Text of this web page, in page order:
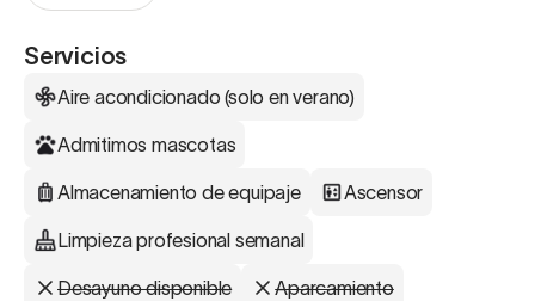
Servicios
Aire acondicionado (solo en verano)
Admitimos mascotas
Almacenamiento de equipaje Ascensor
Limpieza profesional semanal
Desayuno disponible
Aparcamiento